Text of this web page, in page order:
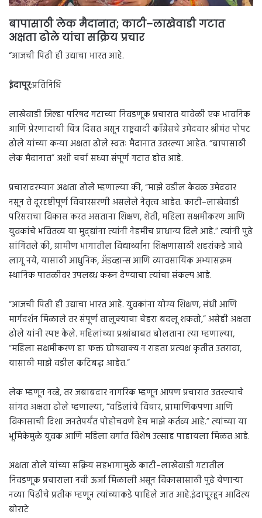
बापासाठी लेक मैदानात; काटी–लाखेवाडी गटात
अक्षता ढोले यांचा सक्रिय प्रचार
“आजची पिढी ही उद्याचा भारत आहे.
इंदापूर;प्रतिनिधि
लाखेवाडी जिल्हा परिषद गटाच्या निवडणूक प्रचारात यावेळी एक भावनिक
आणि प्रेरणादायी चित्र दिसत असून राष्ट्रवादी काँग्रेसचे उमेदवार श्रीमंत पोपट
ढोले यांच्या कन्या अक्षता ढोले स्वतः मैदानात उतरल्या आहेत. “बापासाठी
लेक मैदानात” अशी चर्चा सध्या संपूर्ण गटात होत आहे.
प्रचारादरम्यान अक्षता ढोले म्हणाल्या की, “माझे वडील केवळ उमेदवार
नसून ते दूरदृष्टीपूर्ण विचारसरणी असलेले नेतृत्व आहेत. काटी–लाखेवाडी
परिसराचा विकास करत असताना शिक्षण, शेती, महिला सक्षमीकरण आणि
युवकांचे भवितव्य या मुद्द्यांना त्यांनी नेहमीच प्राधान्य दिले आहे.” त्यांनी पुढे
सांगितले की, ग्रामीण भागातील विद्यार्थ्यांना शिक्षणासाठी शहरांकडे जावे
लागू नये, यासाठी आधुनिक, अ‍ॅडव्हान्स आणि व्यावसायिक अभ्यासक्रम
स्थानिक पातळीवर उपलब्ध करून देण्याचा त्यांचा संकल्प आहे.
“आजची पिढी ही उद्याचा भारत आहे. युवकांना योग्य शिक्षण, संधी आणि
मार्गदर्शन मिळाले तर संपूर्ण तालुक्याचा चेहरा बदलू शकतो,” असेही अक्षता
ढोले यांनी स्पष्ट केले. महिलांच्या प्रश्नांबाबत बोलताना त्या म्हणाल्या,
“महिला सक्षमीकरण हा फक्त घोषवाक्य न राहता प्रत्यक्ष कृतीत उतरावा,
यासाठी माझे वडील कटिबद्ध आहेत.”
लेक म्हणून नव्हे, तर जबाबदार नागरिक म्हणून आपण प्रचारात उतरल्याचे
सांगत अक्षता ढोले म्हणाल्या, “वडिलांचे विचार, प्रामाणिकपणा आणि
विकासाची दिशा जनतेपर्यंत पोहोचवणे हेच माझे कर्तव्य आहे.” त्यांच्या या
भूमिकेमुळे युवक आणि महिला वर्गात विशेष उत्साह पाहायला मिळत आहे.
अक्षता ढोले यांच्या सक्रिय सहभागामुळे काटी–लाखेवाडी गटातील
निवडणूक प्रचाराला नवी ऊर्जा मिळाली असून विकासासाठी पुढे येणाऱ्या
नव्या पिढीचे प्रतीक म्हणून त्यांच्याकडे पाहिले जात आहे.इंदापूरहून आदित्य
बोराटे